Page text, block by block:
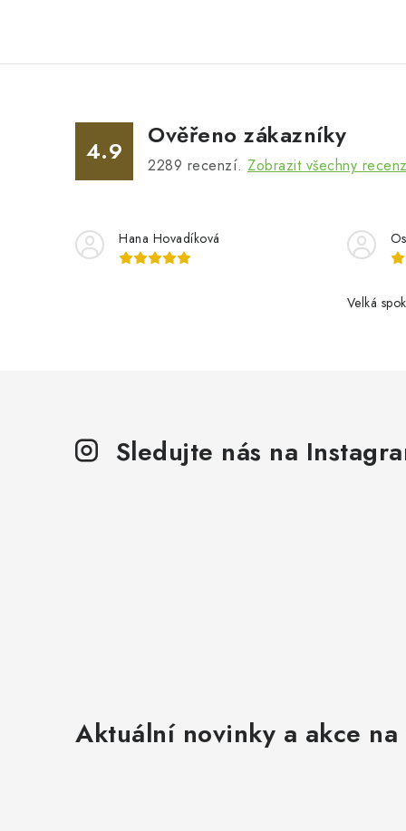
4.9
Ověřeno zákazníky
2289 recenzí. Zobrazit všechny
Hana Hovadíková
Velká
Sledujte nás na
Aktuální novinky a akce na